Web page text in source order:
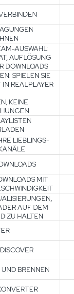
AUSWAHL:
AUFLÖSUNG
DOWNLOADS
SPIELEN SIE
IN REALPLAYER
KEINE
LIEBLINGS-
MIT
AUF DEM
ZU HALTEN
BRENNEN